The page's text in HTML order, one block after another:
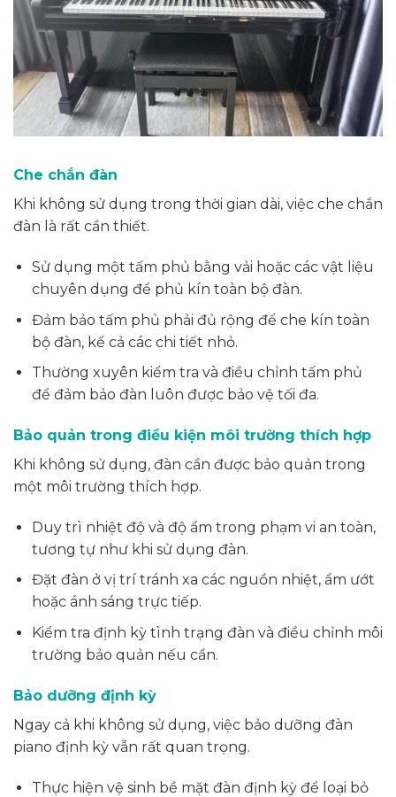
Che chắn đàn
Khi không sử dụng trong thời gian dài, việc che chắn
đàn là rất cần thiết.
Sử dụng một tấm phủ bằng vải hoặc các vật liệu
chuyên dụng để phủ kín toàn bộ đàn.
Đảm bảo tấm phủ phải đủ rộng để che kín toàn
bộ đàn, kể cả các chi tiết nhỏ.
Thường xuyên kiểm tra và điều chỉnh tấm phủ
để đảm bảo đàn luôn được bảo vệ tối đa.
Bảo quản trong điều kiện môi trường thích hợp
Khi không sử dụng, đàn cần được bảo quản trong
một môi trường thích hợp.
Duy trì nhiệt độ và độ ẩm trong phạm vi an toàn,
tương tự như khi sử dụng đàn.
Đặt đàn ở vị trí tránh xa các nguồn nhiệt, ẩm ướt
hoặc ánh sáng trực tiếp.
Kiểm tra định kỳ tình trạng đàn và điều chỉnh môi
trường bảo quản nếu cần.
Bảo dưỡng định kỳ
Ngay cả khi không sử dụng, việc bảo dưỡng đàn
piano định kỳ vẫn rất quan trọng.
Thực hiện vệ sinh bề mặt đàn định kỳ để loại bỏ